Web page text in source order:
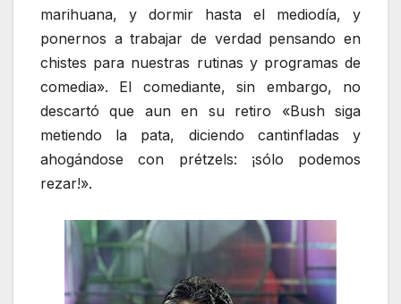
marihuana, y dormir hasta el mediodía, y
ponernos a trabajar de verdad pensando en
chistes para nuestras rutinas y programas de
comedia». El comediante, sin embargo, no
descartó que aun en su retiro «Bush siga
metiendo la pata, diciendo cantinfladas y
ahogándose con prétzels: ¡sólo podemos
rezar!».